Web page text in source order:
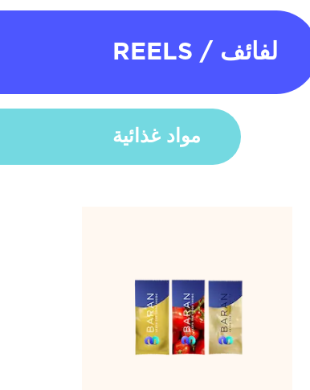
REELS / لفائف
مواد غذائية